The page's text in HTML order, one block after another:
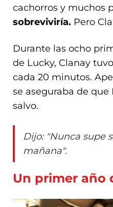
cachorros y muchos
sobreviviría. Pero
Durante las ocho
de Lucky, Clanay
cada 20 minutos.
se aseguraba de
salvo.
Dijo: "Nunca supe
mañana".
Un primer año